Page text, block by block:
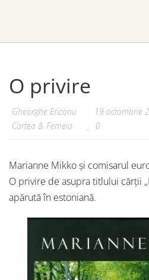
O privire
Gheorghe Erizanu 19 octombrie
Cartea & Femeia
0
Marianne Mikko și comisarul
O privire de asupra titlului cărții
apărută în estoniană.